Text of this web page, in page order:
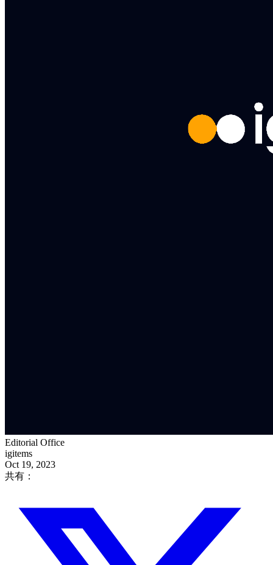
Editorial Office
igitems
Oct 19, 2023
共有：